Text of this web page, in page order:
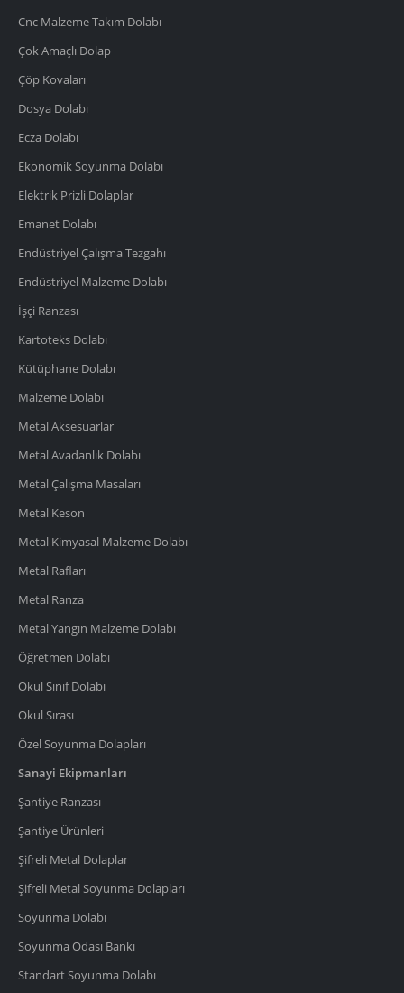
Cnc Malzeme Takım Dolabı
Çok Amaçlı Dolap
Çöp Kovaları
Dosya Dolabı
Ecza Dolabı
Ekonomik Soyunma Dolabı
Elektrik Prizli Dolaplar
Emanet Dolabı
Endüstriyel Çalışma Tezgahı
Endüstriyel Malzeme Dolabı
İşçi Ranzası
Kartoteks Dolabı
Kütüphane Dolabı
Malzeme Dolabı
Metal Aksesuarlar
Metal Avadanlık Dolabı
Metal Çalışma Masaları
Metal Keson
Metal Kimyasal Malzeme Dolabı
Metal Rafları
Metal Ranza
Metal Yangın Malzeme Dolabı
Öğretmen Dolabı
Okul Sınıf Dolabı
Okul Sırası
Özel Soyunma Dolapları
Sanayi Ekipmanları
Şantiye Ranzası
Şantiye Ürünleri
Şifreli Metal Dolaplar
Şifreli Metal Soyunma Dolapları
Soyunma Dolabı
Soyunma Odası Bankı
Standart Soyunma Dolabı